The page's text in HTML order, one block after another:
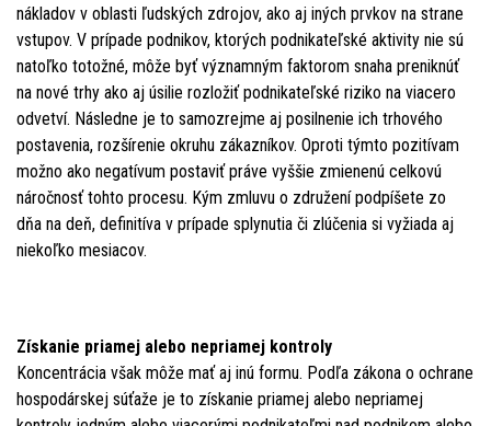
nákladov v oblasti ľudských zdrojov, ako aj iných prvkov na strane
vstupov. V prípade podnikov, ktorých podnikateľské aktivity nie sú
natoľko totožné, môže byť významným faktorom snaha preniknúť
na nové trhy ako aj úsilie rozložiť podnikateľské riziko na viacero
odvetví. Následne je to samozrejme aj posilnenie ich trhového
postavenia, rozšírenie okruhu zákazníkov. Oproti týmto pozitívam
možno ako negatívum postaviť práve vyššie zmienenú celkovú
náročnosť tohto procesu. Kým zmluvu o združení podpíšete zo
dňa na deň, definitíva v prípade splynutia či zlúčenia si vyžiada aj
niekoľko mesiacov.
Získanie priamej alebo nepriamej kontroly
Koncentrácia však môže mať aj inú formu. Podľa zákona o ochrane
hospodárskej súťaže je to získanie priamej alebo nepriamej